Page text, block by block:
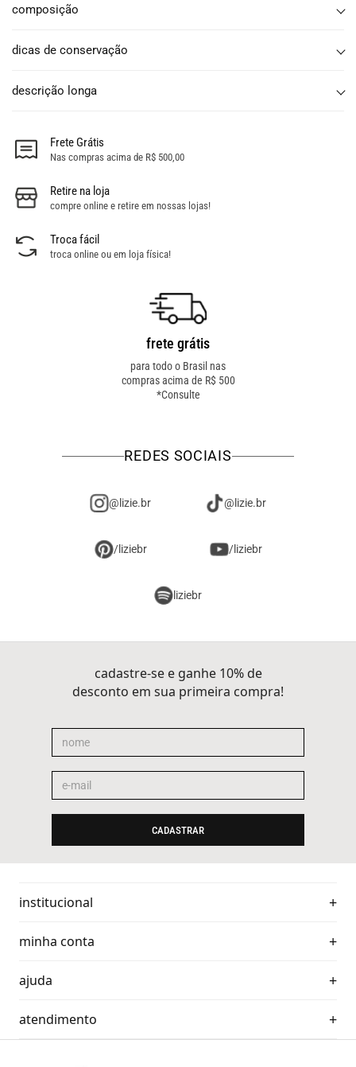
composição
dicas de conservação
descrição longa
Frete Grátis
Nas compras acima de R$ 500,00
Retire na loja
compre online e retire em nossas lojas!
Troca fácil
troca online ou em loja física!
frete grátis
para todo o Brasil nas
compras acima de R$ 500
*Consulte
REDES SOCIAIS
@lizie.br @lizie.br
/liziebr /liziebr
liziebr
cadastre-se e ganhe 10% de
desconto em sua primeira compra!
CADASTRAR
institucional
minha conta
ajuda
atendimento